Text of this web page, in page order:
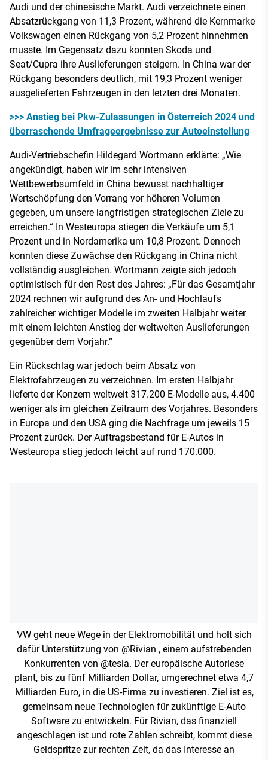
Audi und der chinesische Markt. Audi verzeichnete einen
Absatzrückgang von 11,3 Prozent, während die Kernmarke
Volkswagen einen Rückgang von 5,2 Prozent hinnehmen
musste. Im Gegensatz dazu konnten Skoda und
Seat/Cupra ihre Auslieferungen steigern. In China war der
Rückgang besonders deutlich, mit 19,3 Prozent weniger
ausgelieferten Fahrzeugen in den letzten drei Monaten.
>>> Anstieg bei Pkw-Zulassungen in Österreich 2024 und
überraschende Umfrageergebnisse zur Autoeinstellung
Audi-Vertriebschefin Hildegard Wortmann erklärte: „Wie
angekündigt, haben wir im sehr intensiven
Wettbewerbsumfeld in China bewusst nachhaltiger
Wertschöpfung den Vorrang vor höheren Volumen
gegeben, um unsere langfristigen strategischen Ziele zu
erreichen.“ In Westeuropa stiegen die Verkäufe um 5,1
Prozent und in Nordamerika um 10,8 Prozent. Dennoch
konnten diese Zuwächse den Rückgang in China nicht
vollständig ausgleichen. Wortmann zeigte sich jedoch
optimistisch für den Rest des Jahres: „Für das Gesamtjahr
2024 rechnen wir aufgrund des An- und Hochlaufs
zahlreicher wichtiger Modelle im zweiten Halbjahr weiter
mit einem leichten Anstieg der weltweiten Auslieferungen
gegenüber dem Vorjahr.“
Ein Rückschlag war jedoch beim Absatz von
Elektrofahrzeugen zu verzeichnen. Im ersten Halbjahr
lieferte der Konzern weltweit 317.200 E-Modelle aus, 4.400
weniger als im gleichen Zeitraum des Vorjahres. Besonders
in Europa und den USA ging die Nachfrage um jeweils 15
Prozent zurück. Der Auftragsbestand für E-Autos in
Westeuropa stieg jedoch leicht auf rund 170.000.
VW geht neue Wege in der Elektromobilität und holt sich
dafür Unterstützung von ‪@Rivian‬ , einem aufstrebenden
Konkurrenten von ‪@tesla‬. Der europäische Autoriese
plant, bis zu fünf Milliarden Dollar, umgerechnet etwa 4,7
Milliarden Euro, in die US-Firma zu investieren. Ziel ist es,
gemeinsam neue Technologien für zukünftige E-Auto
Software zu entwickeln. Für Rivian, das finanziell
angeschlagen ist und rote Zahlen schreibt, kommt diese
Geldspritze zur rechten Zeit, da das Interesse an